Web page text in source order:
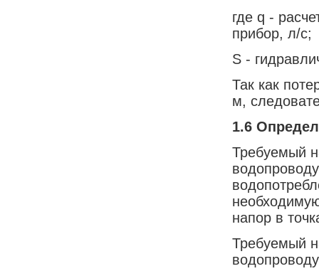
где q -
прибор, л/с;
S -
Так как
м,
1.6
Требуемый
напор в
Требуемый